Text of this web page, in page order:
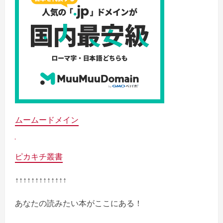
ムームードメイン
ピカキチ叢書
↑↑↑↑↑↑↑↑↑↑↑↑↑
あなたの読みたい本がここにある！